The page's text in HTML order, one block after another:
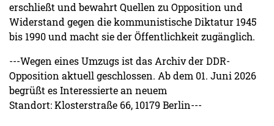
erschließt und bewahrt Quellen zu Opposition und
Widerstand gegen die kommunistische Diktatur 1945
bis 1990 und macht sie der Öffentlichkeit zugänglich.
---Wegen eines Umzugs ist das Archiv der DDR-
Opposition aktuell geschlossen. Ab dem 01. Juni 2026
begrüßt es Interessierte an neuem
Standort: Klosterstraße 66, 10179 Berlin---